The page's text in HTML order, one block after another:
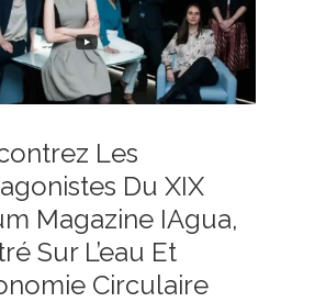
Les
Du XIX
Magazine IAgua,
Sur L’eau Et
Circulaire